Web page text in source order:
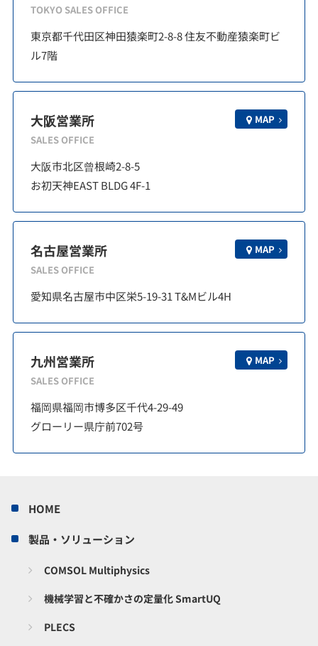
TOKYO SALES OFFICE
東京都千代田区神田猿楽町2-8-8 住友不動産猿楽町ビ
ル7階
大阪営業所
SALES OFFICE
MAP
大阪市北区曾根崎2-8-5
お初天神EAST BLDG 4F-1
名古屋営業所
SALES OFFICE
MAP
愛知県名古屋市中区栄5-19-31 T&Mビル4H
九州営業所
SALES OFFICE
MAP
福岡県福岡市博多区千代4-29-49
グローリー県庁前702号
HOME
製品・ソリューション
COMSOL Multiphysics
機械学習と不確かさの定量化 SmartUQ
PLECS